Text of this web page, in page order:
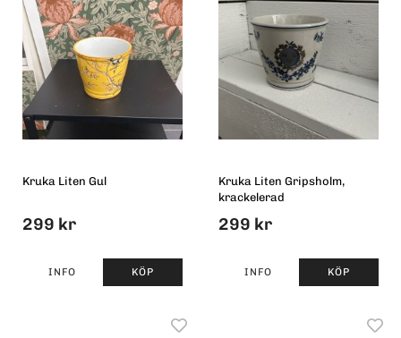
Kruka Liten Gul
299 kr
INFO KÖP
Kruka Liten Gripsholm,
krackelerad
299 kr
INFO KÖP